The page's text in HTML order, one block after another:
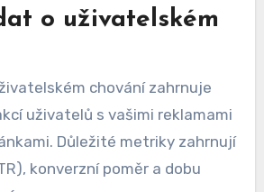
o uživatelském
chování zahrnuje
uživatelů s vašimi reklamami
Důležité metriky zahrnují
konverzní poměr a dobu